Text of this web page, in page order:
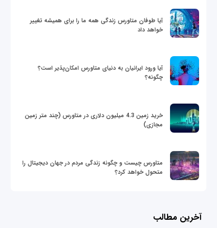
آیا طوفان متاورس زندگی همه ما را برای همیشه تغییر
خواهد داد
آیا ورود ایرانیان به دنیای متاورس امکان‌پذیر است؟
چگونه؟
خرید زمین 4.3 میلیون دلاری در متاورس (چند متر زمین
مجازی)
متاورس چیست و چگونه زندگی مردم در جهان دیجیتال را
متحول خواهد کرد؟
آخرین مطالب